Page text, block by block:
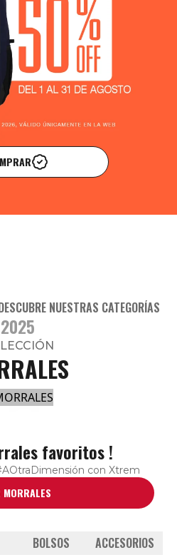
NUESTRAS CATEGORÍAS
2025
favoritos !
con Xtrem
MORRALES
BOLSOS ACCESORIOS